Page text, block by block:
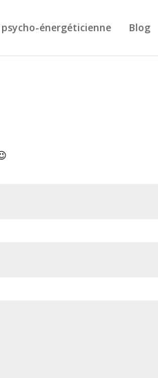
psycho-énergéticienne Blog